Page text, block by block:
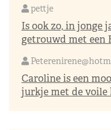
pettje
Is ook zo, in jonge
getrouwd met een
Caroline is een
jurkje met de voile